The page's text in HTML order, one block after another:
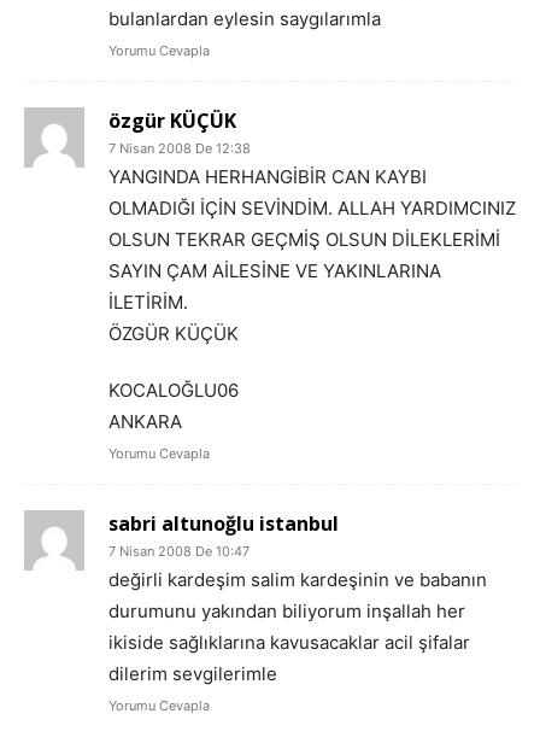
bulanlardan eylesin saygılarımla
Yorumu Cevapla
özgür KÜÇÜK
7 Nisan 2008 De 12:38
YANGINDA HERHANGİBİR CAN KAYBI
OLMADIĞI İÇİN SEVİNDİM. ALLAH YARDIMCINIZ
OLSUN TEKRAR GEÇMİŞ OLSUN DİLEKLERİMİ
SAYIN ÇAM AİLESİNE VE YAKINLARINA
İLETİRİM.
ÖZGÜR KÜÇÜK
KOCALOĞLU06
ANKARA
Yorumu Cevapla
sabri altunoğlu istanbul
7 Nisan 2008 De 10:47
değirli kardeşim salim kardeşinin ve babanın
durumunu yakından biliyorum inşallah her
ikiside sağlıklarına kavusacaklar acil şifalar
dilerim sevgilerimle
Yorumu Cevapla